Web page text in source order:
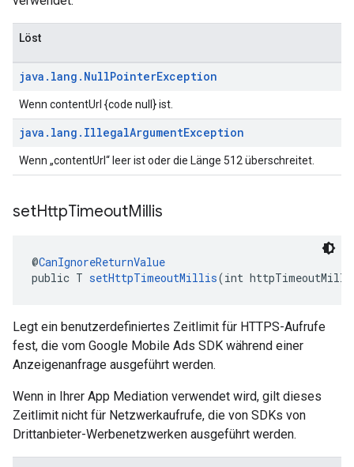
Löst
java . lang . NullPointerException
Wenn contentUrl {code null} ist.
java . lang . IllegalArgumentException
Wenn „contentUrl“ leer ist oder die Länge 512 überschreitet.
setHttpTimeoutMillis
@CanIgnoreReturnValue
public T setHttpTimeoutMillis(int
Legt ein benutzerdefiniertes Zeitlimit für HTTPS-Aufrufe
fest, die vom Google Mobile Ads SDK während einer
Anzeigenanfrage ausgeführt werden.
Wenn in Ihrer App Mediation verwendet wird, gilt dieses
Zeitlimit nicht für Netzwerkaufrufe, die von SDKs von
Drittanbieter-Werbenetzwerken ausgeführt werden.